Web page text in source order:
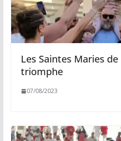
Les Saintes Maries
triomphe
07/08/2023